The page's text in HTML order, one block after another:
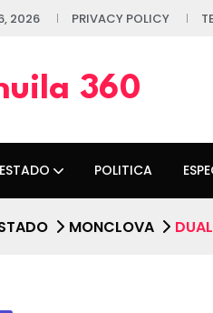
2026 PRIVACY POLICY
360
ESTADO POLITICA
MONCLOVA